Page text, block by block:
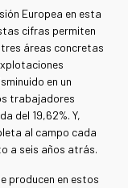
Europea en esta
cifras permiten
áreas concretas
en un
trabajadores
del 19,62%. Y,
al campo cada
a seis años atrás.
producen en estos